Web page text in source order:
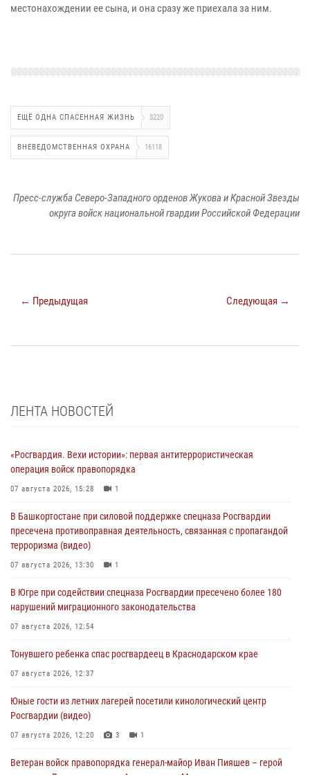
местонахождении ее сына, и она сразу же приехала за ним.
ЕЩЁ ОДНА СПАСЕННАЯ ЖИЗНЬ 3220
ВНЕВЕДОМСТВЕННАЯ ОХРАНА 16118
Пресс-служба Северо-Западного орденов Жукова и Красной Звезды
округа войск национальной гвардии Российской Федерации
← Предыдущая Следующая →
ЛЕНТА НОВОСТЕЙ
«Росгвардия. Вехи истории»: первая антитеррористическая
операция войск правопорядка
07 августа 2026, 15:28 1
В Башкортостане при силовой поддержке спецназа Росгвардии
пресечена противоправная деятельность, связанная с пропагандой
терроризма (видео)
07 августа 2026, 13:30 1
В Югре при содействии спецназа Росгвардии пресечено более 180
нарушений миграционного законодательства
07 августа 2026, 12:54
Тонувшего ребенка спас росгвардеец в Краснодарском крае
07 августа 2026, 12:37
Юные гости из летних лагерей посетили кинологический центр
Росгвардии (видео)
07 августа 2026, 12:20 3 1
Ветеран войск правопорядка генерал-майор Иван Пияшев – герой